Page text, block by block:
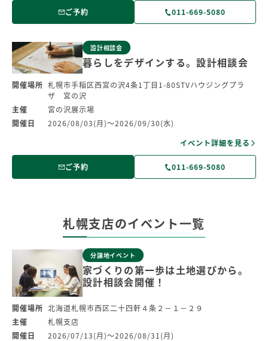
ご予約 011-669-5080
設計相談会
暮らしをデザインする。設計相談会
開催場所 札幌市手稲区西宮の沢4条1丁目1-80STVハウジングプラ
ザ 宮の沢
主催
宮の沢展示場
開催日
2026/08/03(月)～2026/09/30(水)
イベント詳細を見る
ご予約 011-669-5080
札幌支店のイベント一覧
分譲地イベント
家づくりの第一歩は土地選びから。
設計相談会開催！
開催場所 北海道札幌市西区二十四軒４条２－１－２９
主催
札幌支店
開催日
2026/07/13(月)～2026/08/31(月)